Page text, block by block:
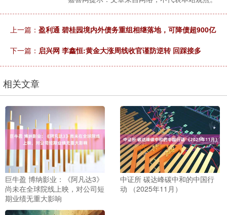
上一篇： 盈利通 碧桂园境内外债务重组相继落地，可降债超900亿
下一篇： 启兴网 李鑫恒:黄金大涨周线收官谨防逆转 回踩接多
相关文章
巨牛盈 博纳影业：《阿凡达3》
尚未在全球院线上映，对公司短
期业绩无重大影响
中证所 碳达峰碳中和的中国行
动 （2025年11月）